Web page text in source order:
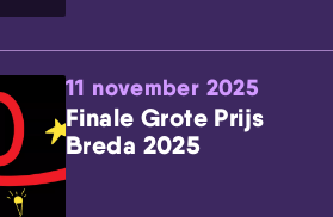
11 november 2025
Finale Grote Prijs
Breda 2025